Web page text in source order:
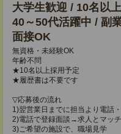
大学生歓迎 / 10名以
40～50代活躍中 / 副
面接OK
無資格・未経験OK
年齢不問
★10名以上採用予定
★履歴書は不要です
▽応募後の流れ
1)翌営業日までに担当より電話
2)電話で登録面談→求人とマッ
3)ご希望の施設で、職場見学